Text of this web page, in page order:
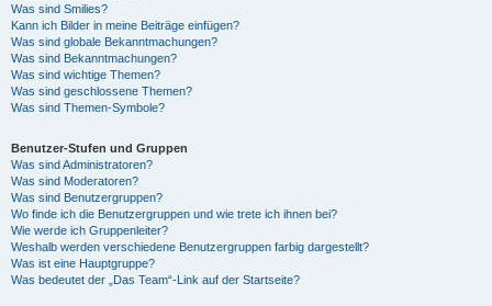
Was sind Smilies?
Kann ich Bilder in meine Beiträge einfügen?
Was sind globale Bekanntmachungen?
Was sind Bekanntmachungen?
Was sind wichtige Themen?
Was sind geschlossene Themen?
Was sind Themen-Symbole?
Benutzer-Stufen und Gruppen
Was sind Administratoren?
Was sind Moderatoren?
Was sind Benutzergruppen?
Wo finde ich die Benutzergruppen und wie trete ich ihnen bei?
Wie werde ich Gruppenleiter?
Weshalb werden verschiedene Benutzergruppen farbig dargestellt?
Was ist eine Hauptgruppe?
Was bedeutet der „Das Team“-Link auf der Startseite?